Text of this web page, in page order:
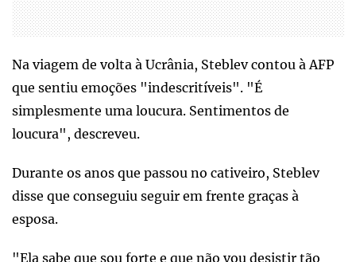
Na viagem de volta à Ucrânia, Steblev contou à AFP
que sentiu emoções "indescritíveis". "É
simplesmente uma loucura. Sentimentos de
loucura", descreveu.
Durante os anos que passou no cativeiro, Steblev
disse que conseguiu seguir em frente graças à
esposa.
"Ela sabe que sou forte e que não vou desistir tão